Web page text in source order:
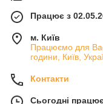
Працює з
м. Київ
Працюємо для
години, Київ,
Контакти
Сьогодні